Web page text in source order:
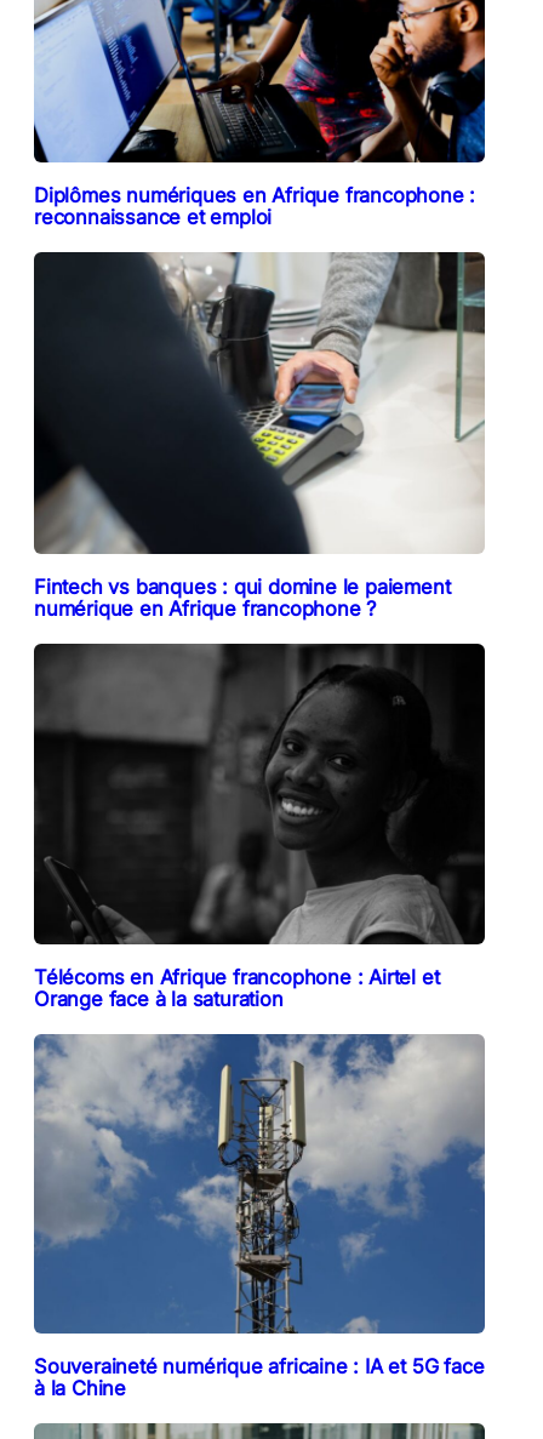
Diplômes numériques en Afrique francophone :
reconnaissance et emploi
Fintech vs banques : qui domine le paiement
numérique en Afrique francophone ?
Télécoms en Afrique francophone : Airtel et
Orange face à la saturation
Souveraineté numérique africaine : IA et 5G face
à la Chine